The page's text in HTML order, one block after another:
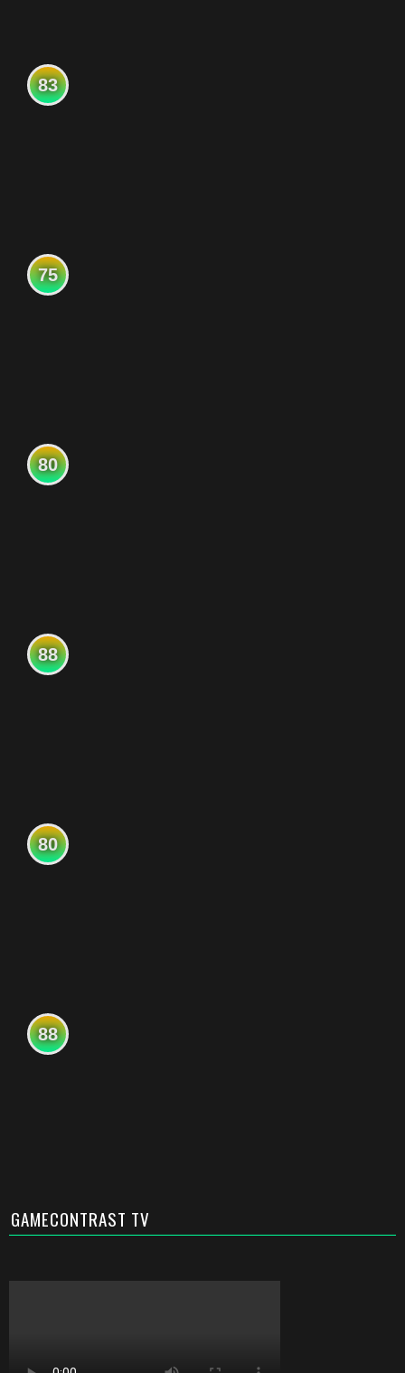
83
75
80
88
80
88
GAMECONTRAST TV